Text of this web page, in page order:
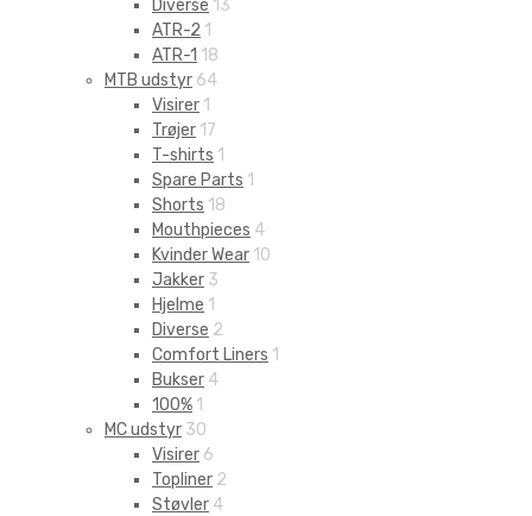
Diverse 13
ATR-2 1
ATR-1 18
MTB udstyr 64
Visirer 1
Trøjer 17
T-shirts 1
Spare Parts 1
Shorts 18
Mouthpieces 4
Kvinder Wear 10
Jakker 3
Hjelme 1
Diverse 2
Comfort Liners 1
Bukser 4
100% 1
MC udstyr 30
Visirer 6
Topliner 2
Støvler 4